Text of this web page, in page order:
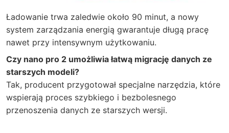
Ładowanie trwa zaledwie około 90 minut, a nowy
system zarządzania energią gwarantuje długą pracę
nawet przy intensywnym użytkowaniu.
Czy nano pro 2 umożliwia łatwą migrację danych ze
starszych modeli?
Tak, producent przygotował specjalne narzędzia, które
wspierają proces szybkiego i bezbolesnego
przenoszenia danych ze starszych wersji.